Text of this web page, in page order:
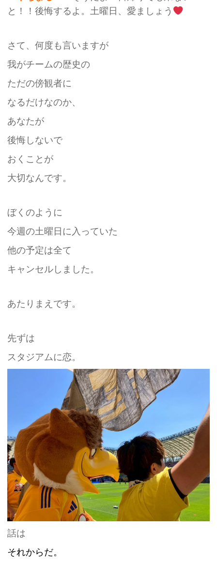
と！！後悔するよ。土曜日、愛ましょう
さて、何度も言いますが
我がチームの歴史の
ただの傍観者に
なるだけなのか、
あなたが
後悔しないで
おくことが
大切なんです。
ぼくのように
今週の土曜日に入っていた
他の予定は全て
キャンセルしました。
あたりまえです。
先ずは
スタジアムに恋。
話は
それからだ。